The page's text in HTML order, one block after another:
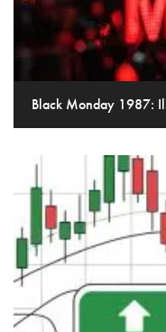
Black Monday 1987: